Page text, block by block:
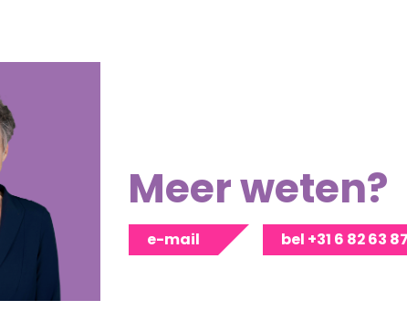
Meer weten?
e-mail bel +31 6 82 63